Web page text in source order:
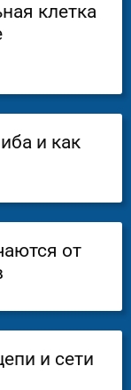
клетка
и как
от
и сети